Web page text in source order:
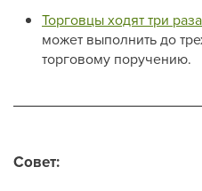
Торговцы ходят три раза
может выполнить до
торговому поручению.
Совет: